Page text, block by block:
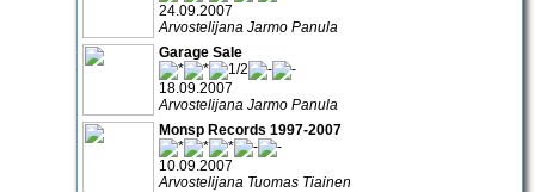
24.09.2007
Arvostelijana Jarmo Panula
Garage Sale
18.09.2007
Arvostelijana Jarmo Panula
Monsp Records 1997-2007
10.09.2007
Arvostelijana Tuomas Tiainen